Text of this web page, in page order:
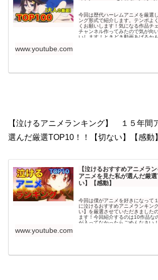
今回は歴代ハーレムアニメを厳選
ング形式で紹介します。テンポよ
くお願いします！気になる作品チ
チャンネル作ってみたので気が向
いします！ときどき動画あげるかも
www.youtube.com
【泣けるアニメランキング】 １５年間
選んだ厳選TOP10！！【切ない】【感動】
【泣けるおすすめアニメラ
アニメを見た私が選んだ厳
い】【感動】
今回は僕がアニメを好きになって
に泣けるおすすめアニメランキン
い】を厳選させていただきました
ます！今回紹介するのは10作品な
が入ってなかったらごめんなさい
www.youtube.com